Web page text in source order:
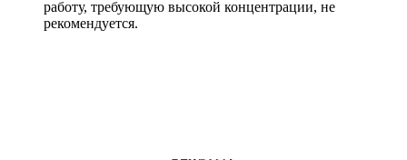
работу, требующую высокой концентрации, не
рекомендуется.